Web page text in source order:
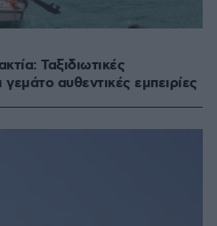
Ταξιδιωτικές
γεμάτο αυθεντικές εμπειρίες